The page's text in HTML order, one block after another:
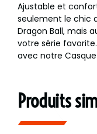
Ajustable et
seulement le chic
Dragon Ball, mais
votre série
avec notre
Produits